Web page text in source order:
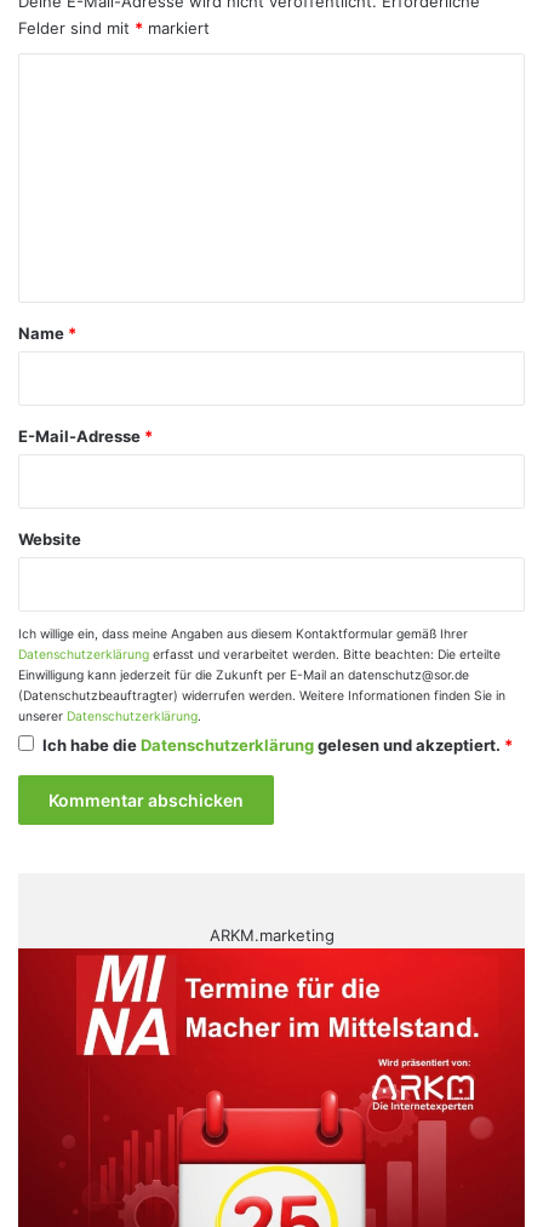
Felder sind mit * markiert
a
Name *
E-Mail-Adresse *
Website
Ich willige ein, dass meine Angaben aus diesem Kontaktformular gemäß Ihrer
Datenschutzerklärung erfasst und verarbeitet werden. Bitte beachten: Die erteilte
Einwilligung kann jederzeit für die Zukunft per E-Mail an datenschutz@sor.de
(Datenschutzbeauftragter) widerrufen werden. Weitere Informationen finden Sie in
unserer Datenschutzerklärung.
Ich habe dieDatenschutzerklärunggelesen und akzeptiert. *
ARKM.marketing